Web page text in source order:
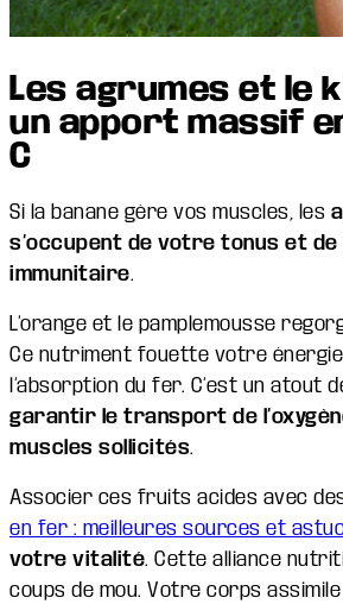
Les agrumes et le
un apport massif
C
Si la banane gère vos muscles, les
s’occupent de votre tonus et
immunitaire.
L’orange et le pamplemousse
Ce nutriment fouette votre
l’absorption du fer. C’est un atout
garantir le transport de
muscles sollicités.
Associer ces fruits acides avec
en fer : meilleures sources et
votre vitalité. Cette alliance
coups de mou. Votre corps